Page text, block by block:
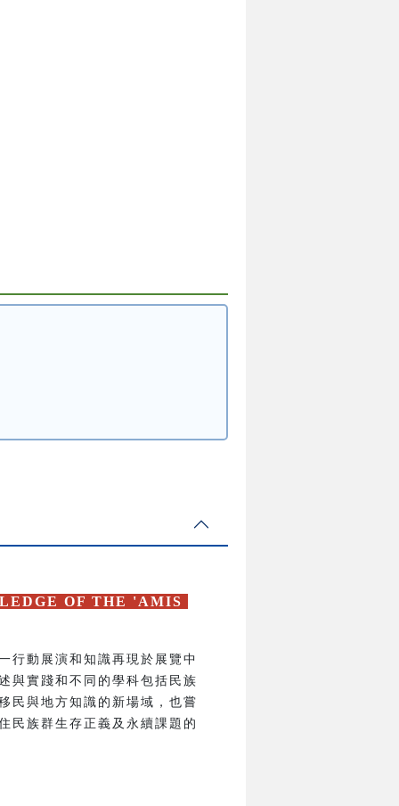
OF THE 'AMIS
行動展演和知識再現於展覽中
與實踐和不同的學科包括民族
民與地方知識的新場域，也嘗
民族群生存正義及永續課題的